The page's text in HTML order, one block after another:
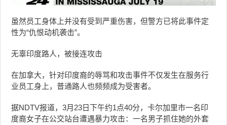
虽然员工身体上并没有受到严重伤害，但警方已将此事件定
性为“仇恨动机袭击”。
无辜印度路人，被接连攻击
在加拿大，针对印度裔的辱骂和攻击事件不仅发生在服务行
业员工身上，普通路人也频频成为受害者。
据NDTV报道，3月23日下午约1点40分，卡尔加里市一名印
度裔女子在公交站台遭遇暴力攻击：一名男子抓住她的外套